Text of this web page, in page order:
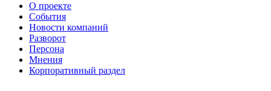
О проекте
События
Новости компаний
Разворот
Персона
Мнения
Корпоративный раздел